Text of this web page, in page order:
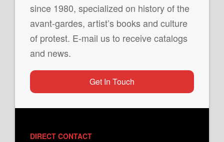
since 1980, specialized on history of the
avant-gardes, artist’s books and culture
of protest. E-mail us to receive catalogs
and news.
Get In Touch
DIRECT CONTACT